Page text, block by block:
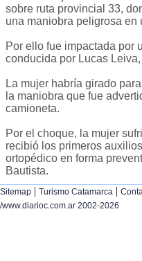
sobre ruta provincial 33,
una maniobra peligrosa en
Por ello fue impactada por
conducida por Lucas
La mujer habría girado
la maniobra que fue
camioneta.
Por el choque, la mujer
recibió los primeros
ortopédico en forma
Bautista.
Sitemap | Turismo Catamarca |
/www.diarioc.com.ar 2002-2026